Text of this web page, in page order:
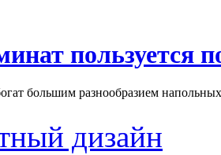
пользуется
большим разнообразием
дизайн